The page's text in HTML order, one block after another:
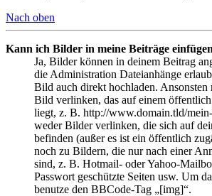
Nach oben
Kann ich Bilder in meine Beiträge
Ja, Bilder können in deinem Beitrag
die Administration Dateianhänge
Bild auch direkt hochladen. Ansonsten
Bild verlinken, das auf einem
liegt, z. B. http://www.domain.tld/
weder Bilder verlinken, die sich auf
befinden (außer es ist ein öffentlich
noch zu Bildern, die nur nach einer
sind, z. B. Hotmail- oder Yahoo-
Passwort geschützte Seiten usw. Um
benutze den BBCode-Tag „[img]“.